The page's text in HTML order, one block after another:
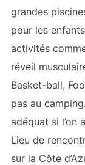
grandes
pour les
activités
réveil
Basket-ball,
pas au
adéquat si l’on
Lieu de
sur la Côte